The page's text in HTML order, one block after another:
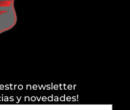
newsletter
y novedades!